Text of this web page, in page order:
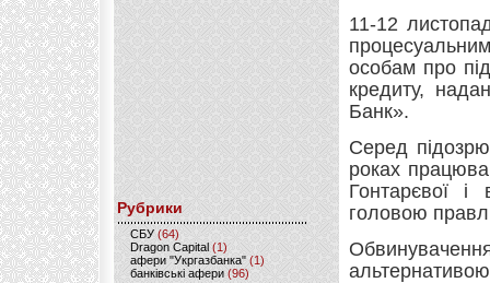
Рубрики
CБУ (64)
Dragon Capital (1)
афери "Укргазбанка" (1)
банківські афери (96)
11-12
особам про
кредиту,
Банк».
Серед
роках
Гонтарєвої і
головою